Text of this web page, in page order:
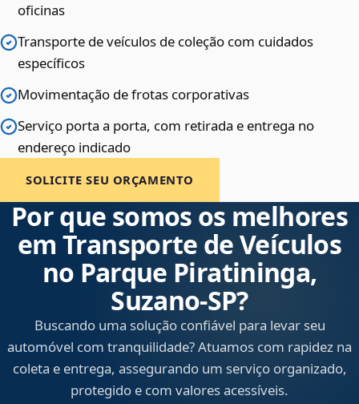
oficinas
Transporte de veículos de coleção com cuidados
específicos
Movimentação de frotas corporativas
Serviço porta a porta, com retirada e entrega no
endereço indicado
SOLICITE SEU ORÇAMENTO
Por que somos os melhores
em Transporte de Veículos
no Parque Piratininga,
Suzano‑SP?
Buscando uma solução confiável para levar seu
automóvel com tranquilidade? Atuamos com rapidez na
coleta e entrega, assegurando um serviço organizado,
protegido e com valores acessíveis.